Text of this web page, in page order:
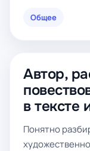
Общее
Автор,
в тексте
Понятно